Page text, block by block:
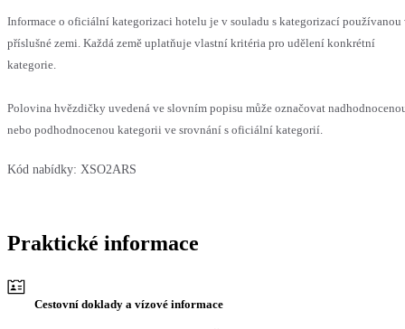
Informace o oficiální kategorizaci hotelu je v souladu s kategorizací používanou
příslušné zemi. Každá země uplatňuje vlastní kritéria pro udělení konkrétní
kategorie.
Polovina hvězdičky uvedená ve slovním popisu může označovat
nebo podhodnocenou kategorii ve srovnání s oficiální kategorií.
Kód nabídky: XSO2ARS
Praktické informace
Cestovní doklady a vízové informace